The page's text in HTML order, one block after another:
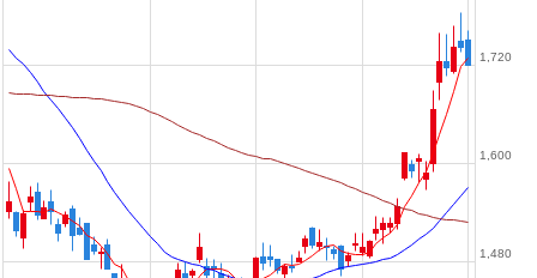
1,480
1,600
1,720